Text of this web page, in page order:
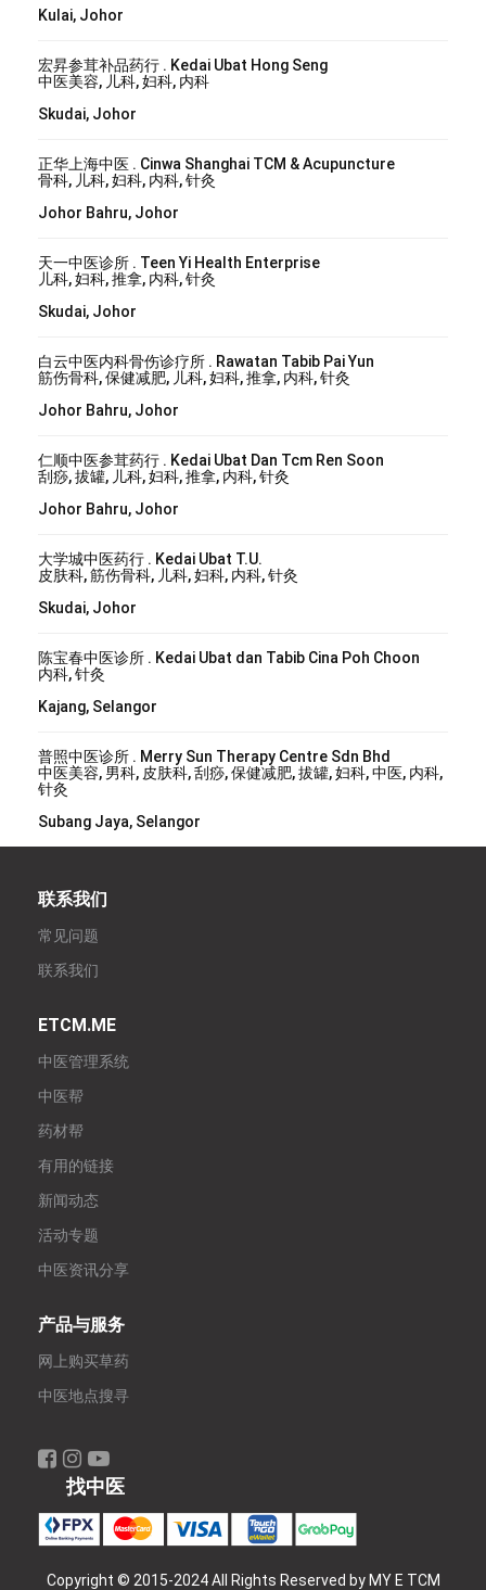
Kulai, Johor
宏昇参茸补品药行 . Kedai Ubat Hong Seng
中医美容, 儿科, 妇科, 内科
Skudai, Johor
正华上海中医 . Cinwa Shanghai TCM & Acupuncture
骨科, 儿科, 妇科, 内科, 针灸
Johor Bahru, Johor
天一中医诊所 . Teen Yi Health Enterprise
儿科, 妇科, 推拿, 内科, 针灸
Skudai, Johor
白云中医内科骨伤诊疗所 . Rawatan Tabib Pai Yun
筋伤骨科, 保健减肥, 儿科, 妇科, 推拿, 内科, 针灸
Johor Bahru, Johor
仁顺中医参茸药行 . Kedai Ubat Dan Tcm Ren Soon
刮痧, 拔罐, 儿科, 妇科, 推拿, 内科, 针灸
Johor Bahru, Johor
大学城中医药行 . Kedai Ubat T.U.
皮肤科, 筋伤骨科, 儿科, 妇科, 内科, 针灸
Skudai, Johor
陈宝春中医诊所 . Kedai Ubat dan Tabib Cina Poh Choon
内科, 针灸
Kajang, Selangor
普照中医诊所 . Merry Sun Therapy Centre Sdn Bhd
中医美容, 男科, 皮肤科, 刮痧, 保健减肥, 拔罐, 妇科, 中医, 内科,
针灸
Subang Jaya, Selangor
联系我们
常见问题
联系我们
ETCM.ME
中医管理系统
中医帮
药材帮
有用的链接
新闻动态
活动专题
中医资讯分享
产品与服务
网上购买草药
中医地点搜寻
找中医
Copyright © 2015-2024 All Rights Reserved by MY E TCM